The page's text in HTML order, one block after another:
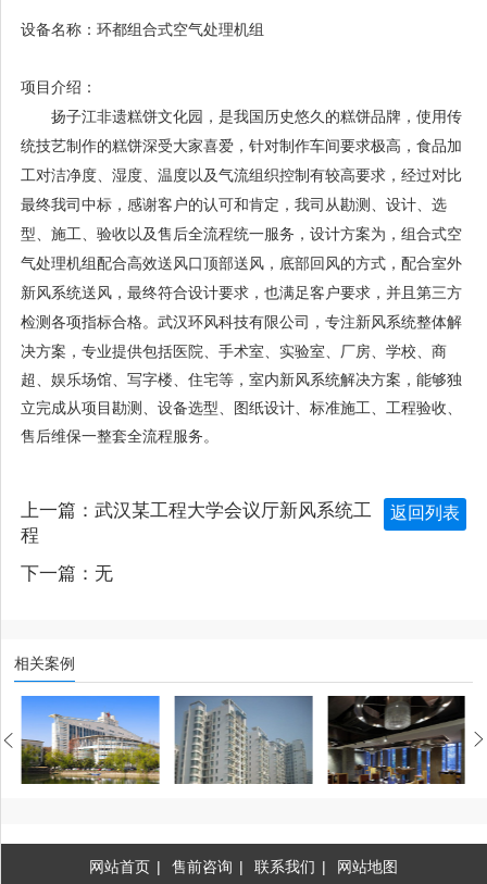
设备名称：环都组合式空气处理机组
项目介绍：
扬子江非遗糕饼文化园，是我国历史悠久的糕饼品牌，使用传
统技艺制作的糕饼深受大家喜爱，针对制作车间要求极高，食品加
工对洁净度、湿度、温度以及气流组织控制有较高要求，经过对比
最终我司中标，感谢客户的认可和肯定，我司从勘测、设计、选
型、施工、验收以及售后全流程统一服务，设计方案为，组合式空
气处理机组配合高效送风口顶部送风，底部回风的方式，配合室外
新风系统送风，最终符合设计要求，也满足客户要求，并且第三方
检测各项指标合格。 武汉环风科技有限公司 ，专注新风系统整体解
决方案，专业提供包括医院、手术室、实验室、厂房、学校、商
超、娱乐场馆、写字楼、住宅等，室内新风系统解决方案，能够独
立完成从项目勘测、设备选型、图纸设计、标准施工、工程验收、
售后维保一整套全流程服务。
返回列表
上一篇： 武汉某工程大学会议厅新风系统工
程
下一篇：无
相关案例
网站首页 | 售前咨询 | 联系我们 | 网站地图